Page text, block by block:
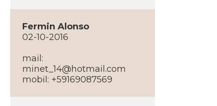
Fermin Alonso
02-10-2016
mail:
minet_14@hotmail.com
mobil: +59169087569